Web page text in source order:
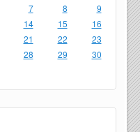
7 8
9
14 15
16
21 22
23
28 29
30